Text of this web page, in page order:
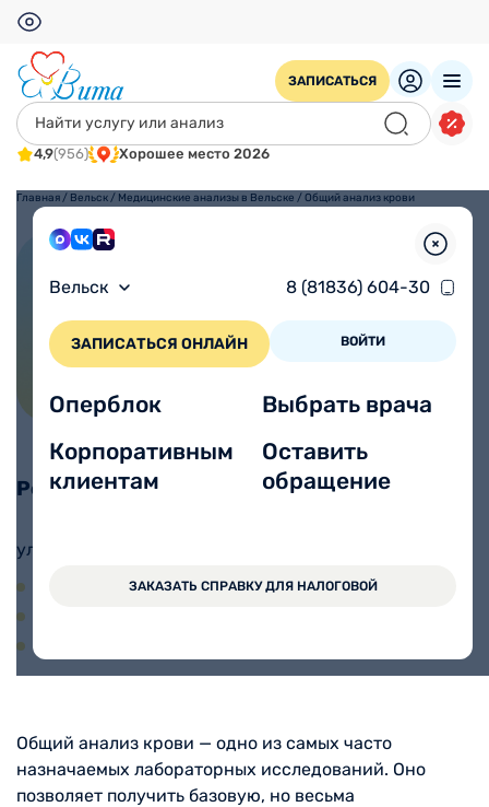
ЗАПИСАТЬСЯ
4,9(956) Хорошее место 2026
Вельск 8 (81836) 604-30
ЗАПИСАТЬСЯ ОНЛАЙН ВОЙТИ
Оперблок
Корпоративным
клиентам
Выбрать врача
Оставить
обращение
ЗАКАЗАТЬ СПРАВКУ ДЛЯ НАЛОГОВОЙ
Главная / Вельск / Медицинские анализы в Вельске /Общий анализ крови
Режим взятия анализов:
ул. Дзержинского, 123
пн-пт 7:00-12:00
Общий анализ крови — одно из самых часто
назначаемых лабораторных исследований. Оно
позволяет получить базовую, но весьма